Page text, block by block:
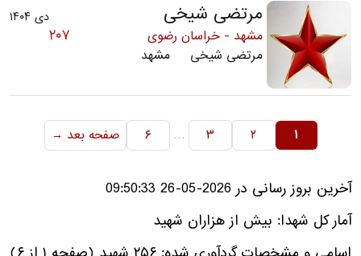
دی ۱۴۰۴ مرتضی شیخی
۲۰۷
مشهد - خراسان رضوی
مرتضی شیخی مشهد
۱ ۲ ۳ … ۶ صفحه بعد →
آخرین بروز رسانی در 2026-05-26 09:50:33
آمار کل شهدا: بیش از هزاران شهید